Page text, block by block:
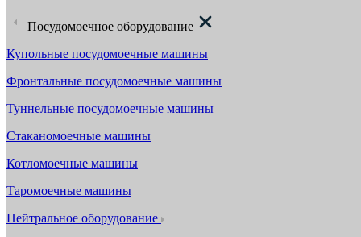
Посудомоечное оборудование
Купольные посудомоечные машины
Фронтальные посудомоечные машины
Туннельные посудомоечные машины
Стаканомоечные машины
Котломоечные машины
Таромоечные машины
Нейтральное оборудование